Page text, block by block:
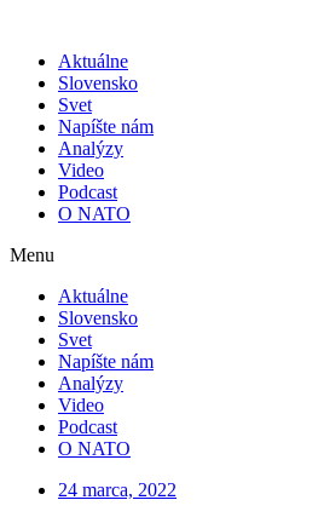
contentAktuálne
Slovensko
Svet
Napíšte nám
Analýzy
Video
Podcast
O NATO
Menu
Aktuálne
Slovensko
Svet
Napíšte nám
Analýzy
Video
Podcast
O NATO
24 marca, 2022